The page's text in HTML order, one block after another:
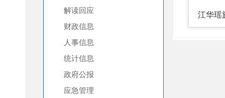
解读回应
财政信息
人事信息
统计信息
政府公报
应急管理